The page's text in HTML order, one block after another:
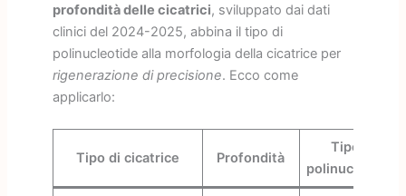
profondità delle cicatrici, sviluppato dai dati
clinici del 2024-2025, abbina il tipo di
polinucleotide alla morfologia della cicatrice per
rigenerazione di precisione. Ecco come
applicarlo:
Tipo di cicatrice Profondità
Tipo di
polinucleotide